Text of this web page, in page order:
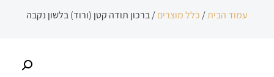
עמוד הבית/ כלל מוצרים/ ברכון תודה קטן (ורוד) בלשון נקבה